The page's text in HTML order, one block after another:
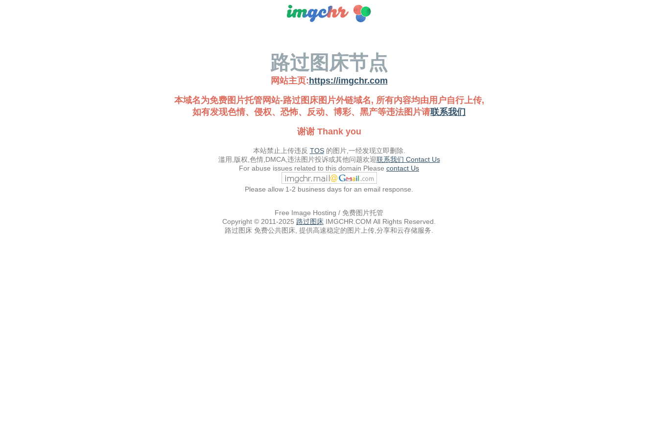
路过图床节点
网站主页: https://imgchr.com
本域名为免费图片托管网站-路过图床图片外链域名, 所有内容均由用户自行上传,
如有发现色情、侵权、恐怖、反动、博彩、黑产等违法图片请联系我们
谢谢 Thank you
本站禁止上传违反 TOS的图片,一经发现立即删除.
滥用,版权,色情,DMCA,违法图片投诉或其他问题欢迎联系我们 Contact Us
For abuse issues related to this domain Please contact Us
Please allow 1-2 business days for an email response.
Free Image Hosting / 免费图片托管
Copyright © 2011-2025 路过图床 IMGCHR.COM All Rights Reserved.
路过图床 免费公共图床, 提供高速稳定的图片上传,分享和云存储服务.